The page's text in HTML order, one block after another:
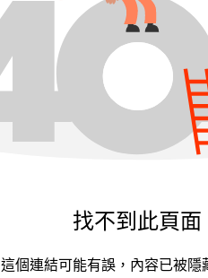
找不到此頁面
這個連結可能有誤，內容已被隱